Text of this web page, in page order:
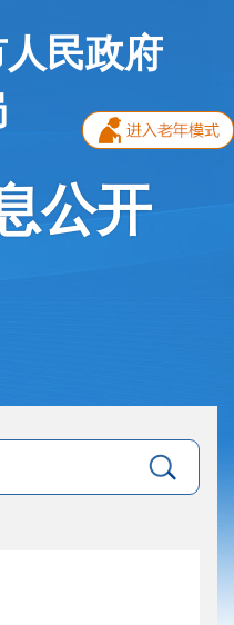
民政府
公开